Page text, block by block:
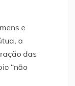
e
a
das
“não